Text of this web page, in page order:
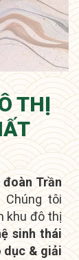
THỊ
Trần
Chúng tôi
khu đô thị
sinh thái
dục & giải